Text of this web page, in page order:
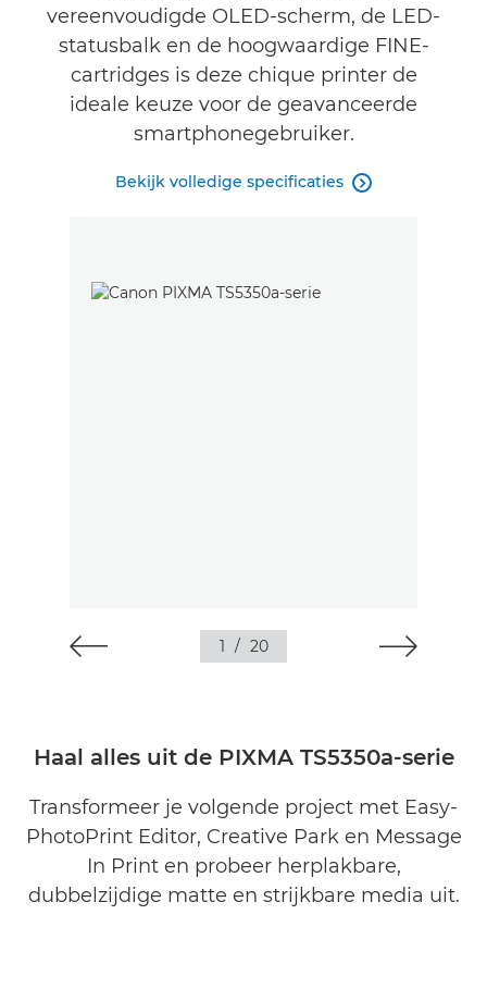
INKT KOPEN
vereenvoudigde OLED-scherm, de LED-
statusbalk en de hoogwaardige FINE-
cartridges is deze chique printer de
ideale keuze voor de geavanceerde
smartphonegebruiker.
Bekijk volledige specificaties 
1 / 20
Haal alles uit de PIXMA TS5350a-serie
Transformeer je volgende project met Easy-
PhotoPrint Editor, Creative Park en Message
In Print en probeer herplakbare,
dubbelzijdige matte en strijkbare media uit.